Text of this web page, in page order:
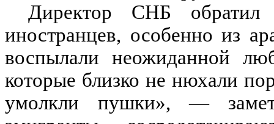
Директор СНБ
иностранцев, особенно из
воспылали неожиданной
которые близко не нюхали
умолкли пушки», —